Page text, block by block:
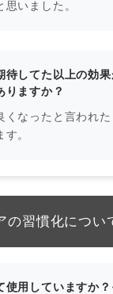
いました。
待してた以上の効果
りますか？
くなったと言われ
。
の習慣化につい
使用していますか